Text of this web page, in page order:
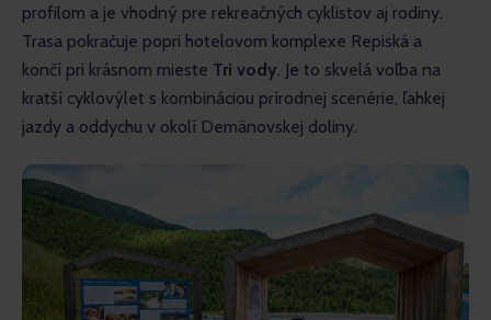
profilom a je vhodný pre rekreačných cyklistov aj rodiny.
Trasa pokračuje popri hotelovom komplexe Repiská a
končí pri krásnom mieste Tri vody. Je to skvelá voľba na
kratší cyklovýlet s kombináciou prírodnej scenérie, ľahkej
jazdy a oddychu v okolí Demänovskej doliny.